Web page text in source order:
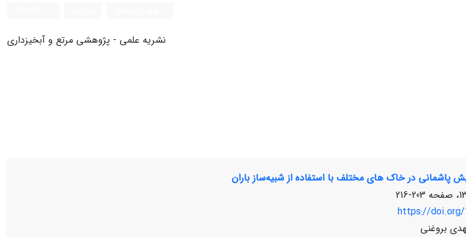
نشریه علمی - پژوهشی مرتع و آبخیزداری
پاشمانی در خاک ‏های مختلف با استفاده از شبیه‌ساز باران
203-216
https://doi.org/
بروغنی